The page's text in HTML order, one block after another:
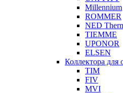
Millennium
ROMMER
NED
TIEMME
UPONOR
ELSEN
Коллектора для
TIM
FIV
MVI